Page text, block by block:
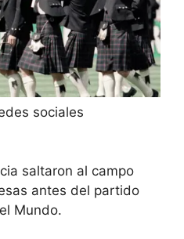
sociales
saltaron al campo
antes del partido
Mundo.